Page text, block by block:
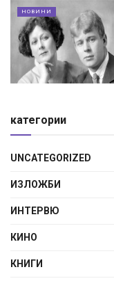
НОВИНИ
категории
UNCATEGORIZED
ИЗЛОЖБИ
ИНТЕРВЮ
КИНО
КНИГИ